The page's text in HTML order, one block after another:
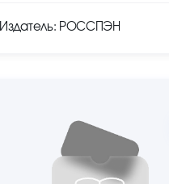
Издатель: РОССПЭН